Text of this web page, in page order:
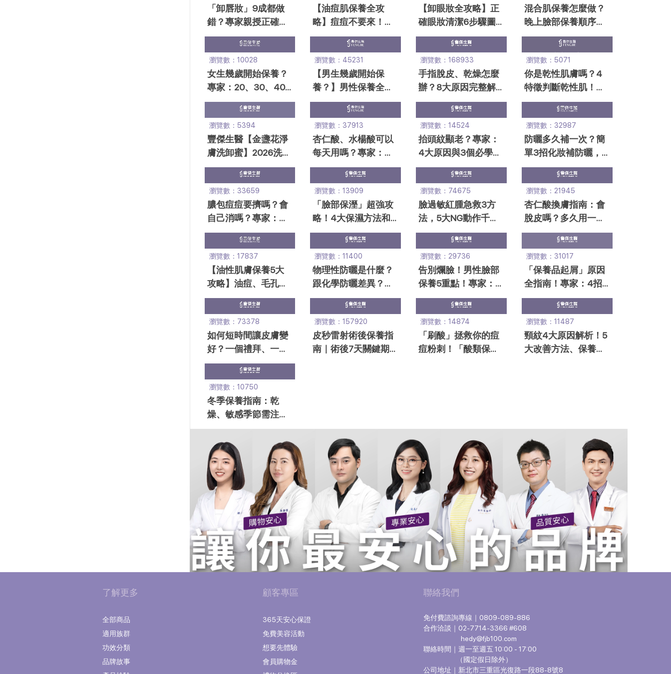
「卸唇妝」9成都做
錯？專家親授正確卸
唇妝4步驟 + 5個唇部
【油痘肌保養全攻
略】痘痘不要來！睡
前、晚上臉部保養順
【卸眼妝全攻略】正
確眼妝清潔6步驟圖
文教學，這樣卸超乾
混合肌保養怎麼做？
晚上臉部保養順序＋
T字部位控油一次
瀏覽數：10028
女生幾歲開始保養？
專家：20、30、40
歲保養重點+初老變
化必看！
瀏覽數：45231
【男生幾歲開始保
養？】男性保養全攻
略，20+ 30+ 40+ 該
做的事！
瀏覽數：168933
手指脫皮、乾燥怎麼
辦？8大原因完整解
析，專家教6招改善
瀏覽數：5071
你是乾性肌膚嗎？4
特徵判斷乾性肌！專
家：保養應注意5重
瀏覽數：5394
豐傑生醫【金盞花淨
膚洗卸蜜】2026洗卸
合一推薦，2+2最強
瀏覽數：37913
杏仁酸、水楊酸可以
每天用嗎？專家：要
看濃度、皮膚耐受度
瀏覽數：14524
抬頭紋顯老？專家：
4大原因與3個必學保
養法、按摩、醫美一
瀏覽數：32987
防曬多久補一次？簡
單3招化妝補防曬，
不曬黑必看！
瀏覽數：33659
膿包痘痘要擠嗎？會
自己消嗎？專家：不
留疤5大處理方式
瀏覽數：13909
「臉部保溼」超強攻
略！4大保濕方法和6
步驟，拒當皮膚乾燥
乾妹妹！
瀏覽數：74675
臉過敏紅腫急救3方
法，5大NG動作千萬
別犯！專家秒懂教學
瀏覽數：21945
杏仁酸換膚指南：會
脫皮嗎？多久用一
次？療程價錢、副作
瀏覽數：17837
【油性肌膚保養5大
攻略】油痘、毛孔粗
大4招改善！告別中
瀏覽數：11400
物理性防曬是什麼？
跟化學防曬差異？成
分、用途、特點解
瀏覽數：29736
告別爛臉！男性臉部
保養5重點！專家：
別用女生這款保養
瀏覽數：31017
「保養品起屑」原因
全指南！專家：4招
改善底妝、防曬起屑
瀏覽數：73378
如何短時間讓皮膚變
好？一個禮拜、一個
月改善！專家揭7方
瀏覽數：157920
皮秒雷射術後保養指
南｜術後7天關鍵期
瀏覽數：14874
「刷酸」拯救你的痘
痘粉刺！「酸類保養
瀏覽數：11487
頸紋4大原因解析！5
大改善方法、保養手
瀏覽數：10750
冬季保養指南：乾
燥、敏感季節需注意
「6大皮膚保養技
巧」！
了解更多
全部商品
適用族群
功效分類
品牌故事
顧客專區
365天安心保證
免費美容活動
想要先體驗
會員購物金
聯絡我們
免付費諮詢專線｜0809-089-886
合作洽談｜02-7714-3366 #608
hedy@fjb100.com
聯絡時間｜週一至週五 10:00 - 17:00
（國定假日除外）
公司地址｜新北市三重區光復路一段88-8號8